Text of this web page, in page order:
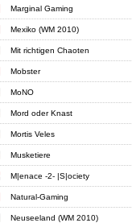
Marginal Gaming
Mexiko (WM 2010)
Mit richtigen Chaoten
Mobster
MoNO
Mord oder Knast
Mortis Veles
Musketiere
M|enace -2- |S|ociety
Natural-Gaming
Neuseeland (WM 2010)